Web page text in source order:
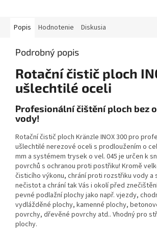
Popis Hodnotenie Diskusia
Podrobný popis
Rotační čistič ploch
ušlechtilé oceli
Profesionální čištění ploch bez
vody!
Rotační čistič ploch Kränzle INOX 300 pro
ušlechtilé nerezové oceli s prodloužením o
mm a systémem trysek o vel. 045 je určen k
povrchů s ochranou proti postřiku! Kromě
čisticího výkonu, chrání proti rozstřiku vody a
nečistot a chrání tak Vás i okolí před
pevné podlažní plochy jako např. vjezdy,
vydlážděné plochy, kamenné plochy,
povrchy, dřevěné povrchy atd.. Vhodný pro
plochy.